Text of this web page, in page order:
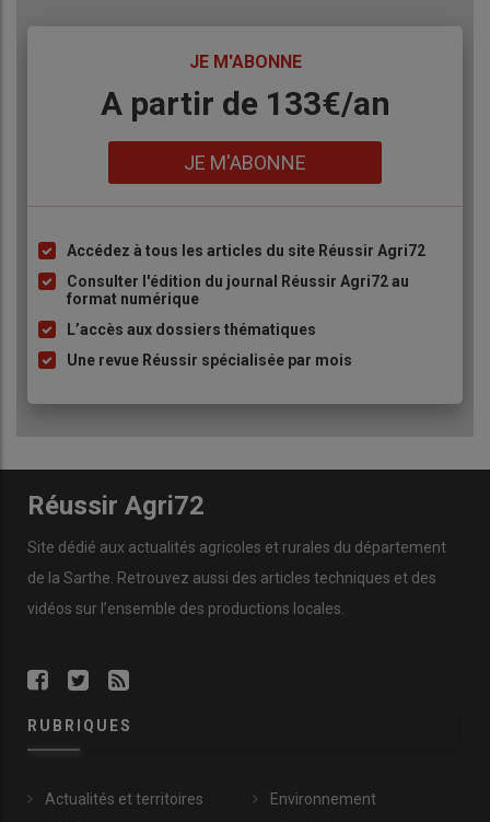
JE M'ABONNE
BodyA partir de 133€/an
JE M'ABONNE
Liste
à
puce
Accédez à tous les articles du site Réussir Agri72
Consulter l'édition du journal Réussir Agri72 au
format numérique
L’accès aux dossiers thématiques
Une revue Réussir spécialisée par mois
Réussir Agri72
Site dédié aux actualités agricoles et rurales du département
de la Sarthe. Retrouvez aussi des articles techniques et des
vidéos sur l’ensemble des productions locales.
RUBRIQUES
Actualités et territoires
Environnement